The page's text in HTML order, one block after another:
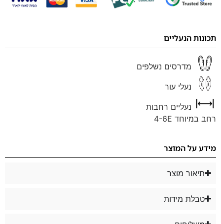
תכונות הנעליים
מדרסים נשלפים
נעלי עור
נעליים רחבות
רחב במיוחד 4-6E
מידע על המוצר
תיאור מוצר
טבלת מידות